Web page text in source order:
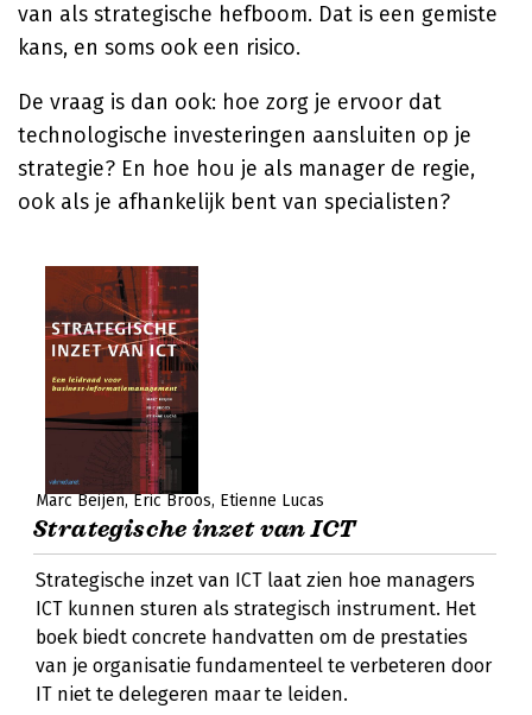
van als strategische hefboom. Dat is een gemiste
kans, en soms ook een risico.
De vraag is dan ook: hoe zorg je ervoor dat
technologische investeringen aansluiten op je
strategie? En hoe hou je als manager de regie,
ook als je afhankelijk bent van specialisten?
Marc Beijen Eric Broos Etienne Lucas
Strategische inzet van ICT
Strategische inzet van ICT laat zien hoe managers
ICT kunnen sturen als strategisch instrument. Het
boek biedt concrete handvatten om de prestaties
van je organisatie fundamenteel te verbeteren door
IT niet te delegeren maar te leiden.